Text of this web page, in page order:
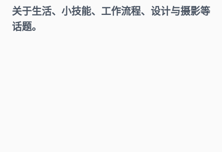
关于生活、小技能、工作流程、设计与摄影等
话题。